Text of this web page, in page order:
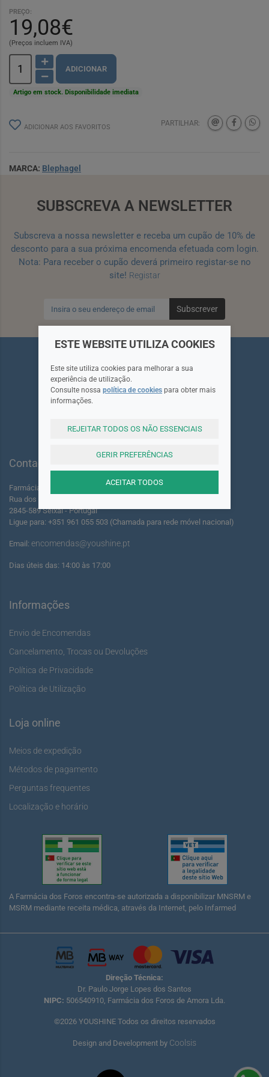
PREÇO:
19,08€
(Preços incluem IVA)
ADICIONAR
Artigo em stock. Disponibilidade imediata
ADICIONAR AOS FAVORITOS PARTILHAR:
MARCA: Blephagel
SUBSCREVA A NEWSLETTER
Subscreva a nossa newsletter e receba um cupão de 10% de
desconto para a sua próxima encomenda efetuada com login.
Nota: Para receber o cupão deverá primeiro registar-se no
site! Registar
Subscrever
Contactos
Farmácia dos Foros de Amora Lda.
Rua dos Foros Amora 220 A-B
2845-589 Seixal - Portugal
Ligue para: +351 961 055 503 (Chamada para rede móvel nacional)
Email: encomendas@youshine.pt
Dias úteis das: 14:00 às 17:00
Informações
Envio de Encomendas
Cancelamento, Trocas ou Devoluções
Política de Privacidade
Política de Utilização
Loja online
Meios de expedição
Métodos de pagamento
Perguntas frequentes
Localização e horário
A Farmácia dos Foros encontra-se autorizada a disponibilizar MNSRM e
MSRM mediante receita médica, através da Internet, pelo Infarmed
Direção Técnica:
Dr. Paulo Jorge Lopes dos Santos
NIPC: 506540910, Farmácia dos Foros de Amora Lda.
©2026 YOUSHINE Todos os direitos reservados
Design and Development by Coolsis
ESTE WEBSITE UTILIZA COOKIES
Este site utiliza cookies para melhorar a sua
experiência de utilização.
Consulte nossa política de cookies para obter mais
informações.
REJEITAR TODOS OS NÃO ESSENCIAIS
GERIR PREFERÊNCIAS
ACEITAR TODOS